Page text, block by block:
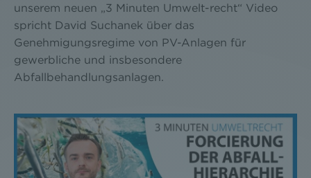
unserem neuen „3 Minuten Umwelt-recht“ Video
spricht David Suchanek über das
Genehmigungsregime von PV-Anlagen für
gewerbliche und insbesondere
Abfallbehandlungsanlagen.